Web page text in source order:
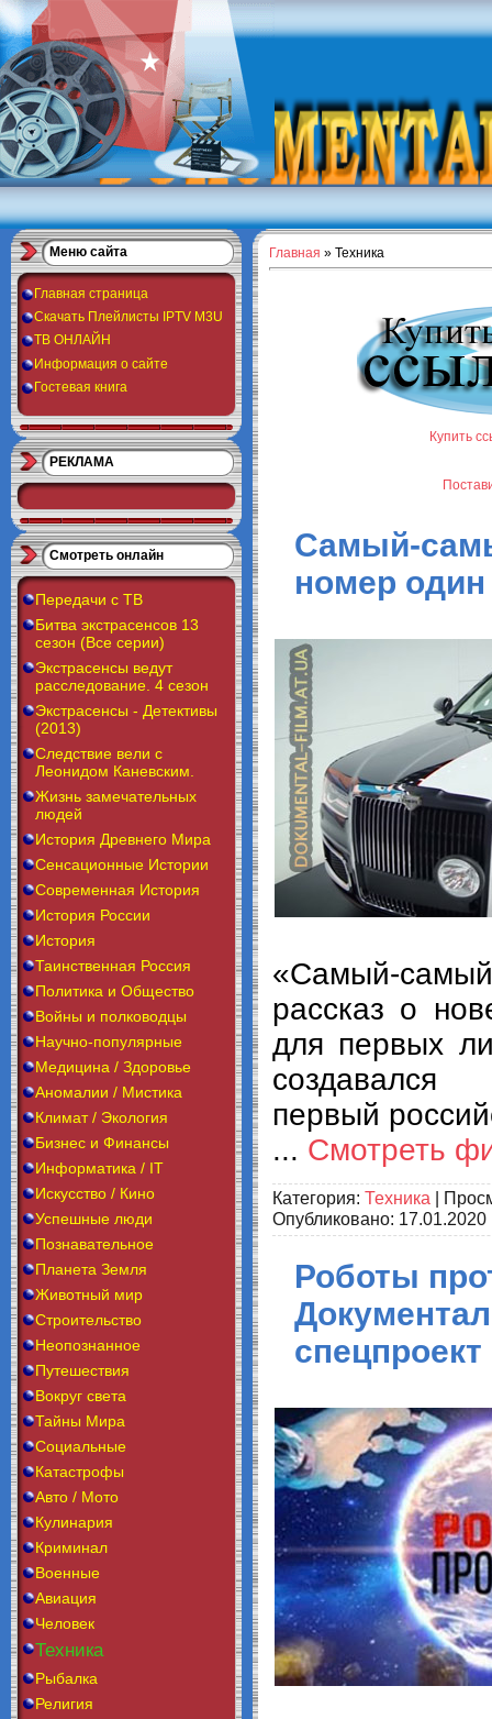
Меню сайта
Главная страница
Скачать Плейлисты IPTV M3U
ТВ ОНЛАЙН
Информация о сайте
Гостевая книга
РЕКЛАМА
Смотреть онлайн
Передачи с ТВ
Битва экстрасенсов 13
сезон (Все серии)
Экстрасенсы ведут
расследование. 4 сезон
Экстрасенсы - Детективы
(2013)
Следствие вели с
Леонидом Каневским.
Жизнь замечательных
людей
История Древнего Мира
Сенсационные Истории
Современная История
История России
История
Таинственная Россия
Политика и Общество
Войны и полководцы
Научно-популярные
Медицина / Здоровье
Аномалии / Мистика
Климат / Экология
Бизнес и Финансы
Информатика / IT
Искусство / Кино
Успешные люди
Познавательное
Планета Земля
Животный мир
Строительство
Неопознанное
Путешествия
Вокруг света
Тайны Мира
Социальные
Катастрофы
Авто / Мото
Кулинария
Криминал
Военные
Авиация
Человек
Техника
Рыбалка
Религия
Главная » Техника
Купить
Самый-
номер один
«Самый-
рассказ о
для первых
первый
... Смотреть
Категория: Техника |
Опубликовано: 17.01.2020
Роботы
спецпроект